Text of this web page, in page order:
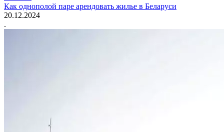
Как однополой паре арендовать жилье в Беларуси
20.12.2024
.